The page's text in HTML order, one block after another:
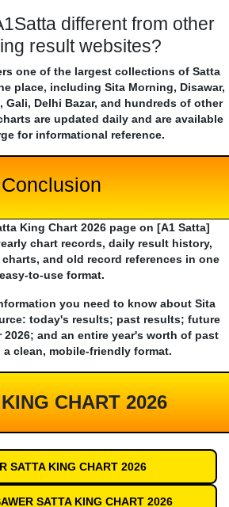
different from other
result websites?
one of the largest collections of Satta
place, including Sita Morning, Disawar,
Gali, Delhi Bazar, and hundreds of other
are updated daily and are available
for informational reference.
Conclusion
King Chart 2026 page on [A1 Satta]
chart records, daily result history,
and old record references in one
easy-to-use format.
you need to know about Sita
today's results; past results; future
and an entire year's worth of past
clean, mobile-friendly format.
CHART 2026
SATTA KING CHART 2026
SATTA KING CHART 2026